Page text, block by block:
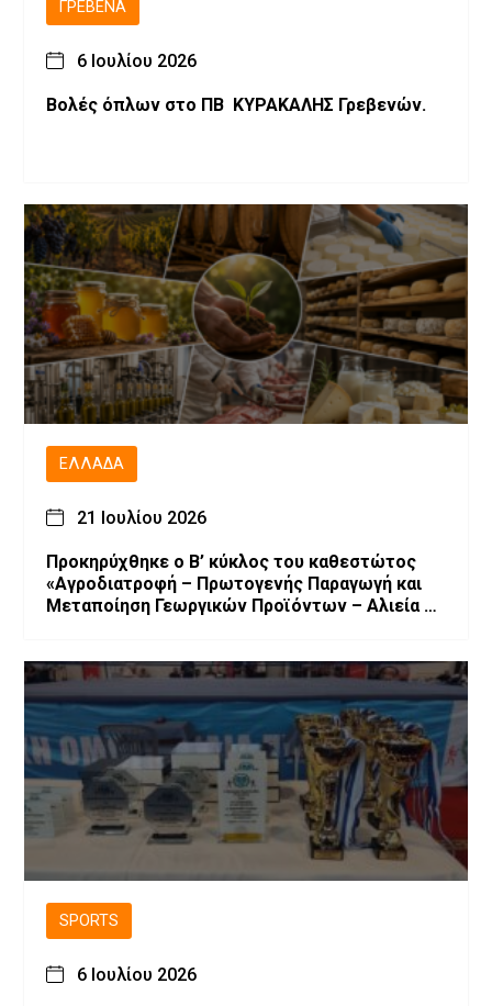
ΓΡΕΒΕΝΆ
6 Ιουλίου 2026
Βολές όπλων στο ΠΒ ΚΥΡΑΚΑΛΗΣ Γρεβενών.
ΕΛΛΆΔΑ
21 Ιουλίου 2026
Προκηρύχθηκε ο Β’ κύκλος του καθεστώτος
«Αγροδιατροφή – Πρωτογενής Παραγωγή και
Μεταποίηση Γεωργικών Προϊόντων – Αλιεία –
SPORTS
6 Ιουλίου 2026